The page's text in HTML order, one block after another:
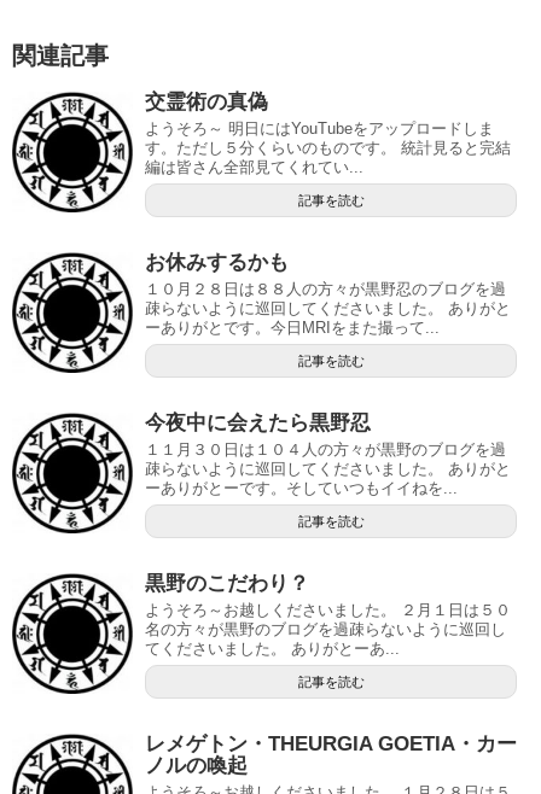
関連記事
交霊術の真偽
ようそろ～ 明日にはYouTubeをアップロードしま
す。ただし５分くらいのものです。 統計見ると完結
編は皆さん全部見てくれてい...
記事を読む
お休みするかも
１０月２８日は８８人の方々が黒野忍のブログを過
疎らないように巡回してくださいました。 ありがと
ーありがとです。今日MRIをまた撮って...
記事を読む
今夜中に会えたら黒野忍
１１月３０日は１０４人の方々が黒野のブログを過
疎らないように巡回してくださいました。 ありがと
ーありがとーです。そしていつもイイねを...
記事を読む
黒野のこだわり？
ようそろ～お越しくださいました。 ２月１日は５０
名の方々が黒野のブログを過疎らないように巡回し
てくださいました。 ありがとーあ...
記事を読む
レメゲトン・THEURGIA GOETIA・カー
ノルの喚起